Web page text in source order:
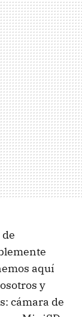
aquí
y
cámara de